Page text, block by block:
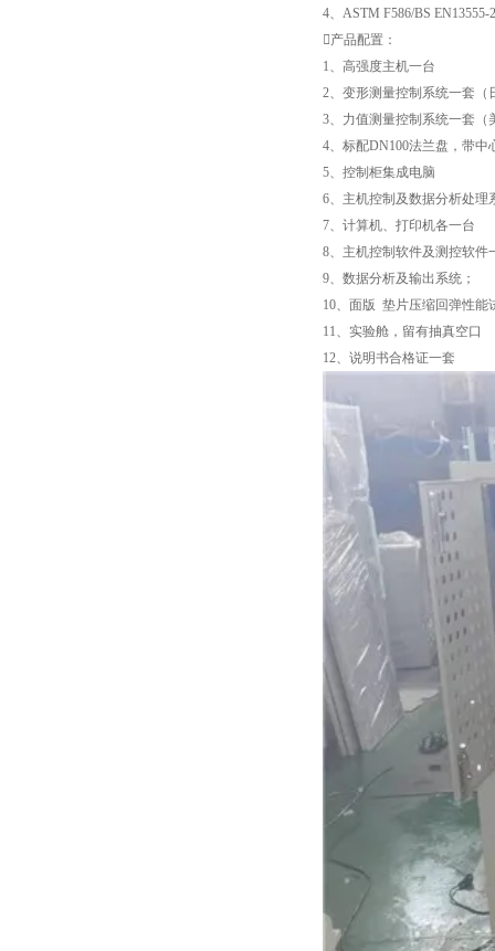
4、ASTM F586/BS
产品配置：
1、高强度主机一台
2、变形测量控制系统一套（
3、力值测量控制系统一套（
4、标配DN100法兰盘，带中
5、控制柜集成电脑
6、主机控制及数据分析处理
7、计算机、打印机各一台
8、主机控制软件及测控软件
9、数据分析及输出系统；
10、面版 垫片压缩回弹性能
11、实验舱，留有抽真空口
12、说明书合格证一套